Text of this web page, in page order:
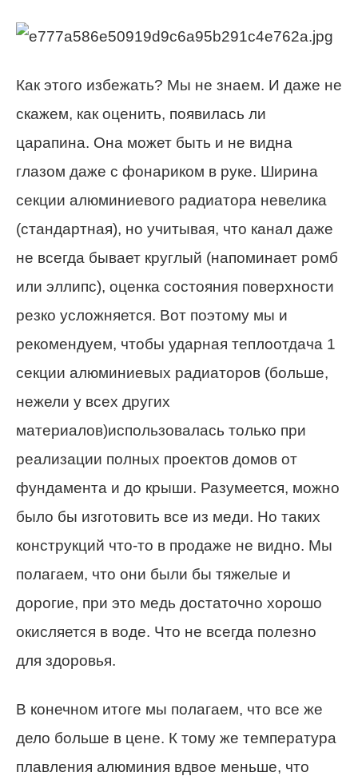
Как этого избежать? Мы не знаем. И даже не
скажем, как оценить, появилась ли
царапина. Она может быть и не видна
глазом даже с фонариком в руке. Ширина
секции алюминиевого радиатора невелика
(стандартная), но учитывая, что канал даже
не всегда бывает круглый (напоминает ромб
или эллипс), оценка состояния поверхности
резко усложняется. Вот поэтому мы и
рекомендуем, чтобы ударная теплоотдача 1
секции алюминиевых радиаторов (больше,
нежели у всех других
материалов)использовалась только при
реализации полных проектов домов от
фундамента и до крыши. Разумеется, можно
было бы изготовить все из меди. Но таких
конструкций что-то в продаже не видно. Мы
полагаем, что они были бы тяжелые и
дорогие, при это медь достаточно хорошо
окисляется в воде. Что не всегда полезно
для здоровья.
В конечном итоге мы полагаем, что все же
дело больше в цене. К тому же температура
плавления алюминия вдвое меньше, что